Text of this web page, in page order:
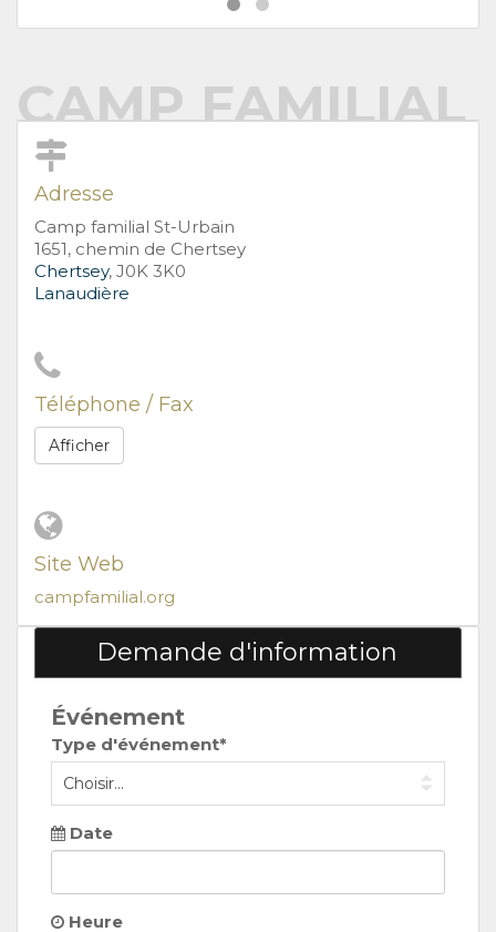
CAMP FAMILIAL
Adresse
Camp familial St-Urbain
1651, chemin de Chertsey
Chertsey, J0K 3K0
Lanaudière
Téléphone / Fax
Afficher
Site Web
campfamilial.org
Demande d'information
Événement
Type d'événement*
Date
Heure